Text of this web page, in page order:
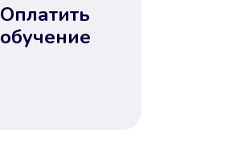
Оплатить
обучение